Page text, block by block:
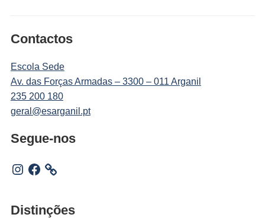
Contactos
Escola Sede
Av. das Forças Armadas – 3300 – 011 Arganil
235 200 180
geral@esarganil.pt
Segue-nos
Instagram
Facebook
Distinções